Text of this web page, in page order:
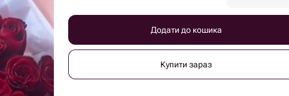
Додати до кошика
Купити зараз